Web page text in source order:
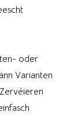
oder
Varianten